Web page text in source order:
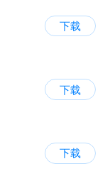
下载
下载
下载